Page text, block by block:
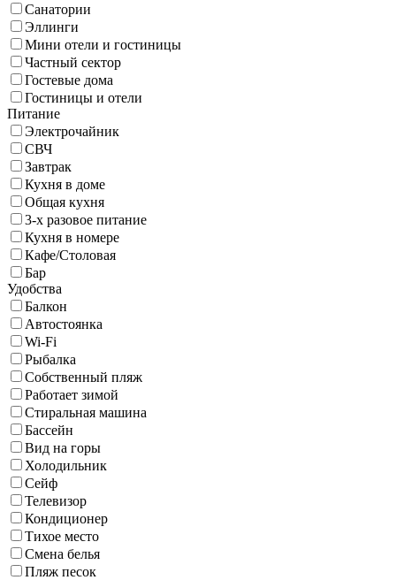
Санатории
Эллинги
Мини отели и гостиницы
Частный сектор
Гостевые дома
Гостиницы и отели
Питание
Электрочайник
СВЧ
Завтрак
Кухня в доме
Общая кухня
3-х разовое питание
Кухня в номере
Кафе/Столовая
Бар
Удобства
Балкон
Автостоянка
Wi-Fi
Рыбалка
Собственный пляж
Работает зимой
Стиральная машина
Бассейн
Вид на горы
Холодильник
Сейф
Телевизор
Кондиционер
Тихое место
Смена белья
Пляж песок